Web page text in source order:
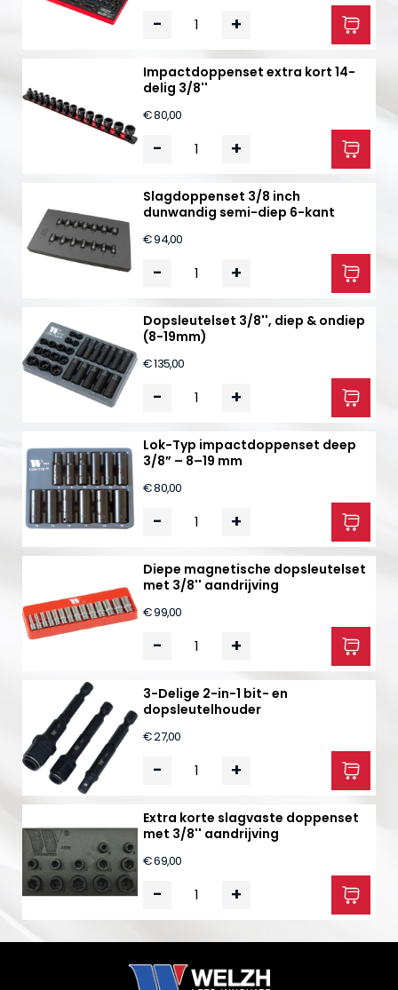
- +
Impactdoppenset extra kort 14-
delig 3/8''
€ 80,00
- +
Slagdoppenset 3/8 inch
dunwandig semi-diep 6-kant
€ 94,00
- +
Dopsleutelset 3/8'', diep & ondiep
(8-19mm)
€ 135,00
- +
Lok-Typ impactdoppenset deep
3/8” – 8–19 mm
€ 80,00
- +
Diepe magnetische dopsleutelset
met 3/8'' aandrijving
€ 99,00
- +
3-Delige 2-in-1 bit- en
dopsleutelhouder
€ 27,00
- +
Extra korte slagvaste doppenset
met 3/8'' aandrijving
€ 69,00
- +